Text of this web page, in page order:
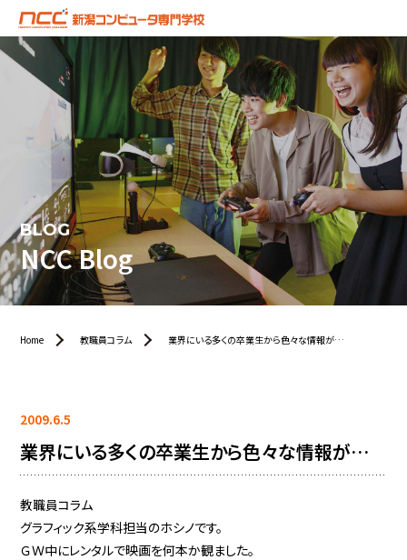
BLOG
NCC Blog
Home 教職員コラム 業界にいる多くの卒業生から色々な情報が…
2009.6.5
業界にいる多くの卒業生から色々な情報が…
教職員コラム
グラフィック系学科担当のホシノです。
ＧＷ中にレンタルで映画を何本か観ました。